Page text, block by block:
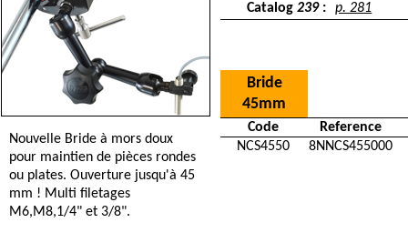
Nouvelle Bride à mors doux
pour maintien de pièces rondes
ou plates. Ouverture jusqu'à 45
mm ! Multi filetages
M6,M8,1/4" et 3/8".
Catalog239: p. 281
Bride
45mm
Code
Reference
NCS4550
8NNCS455000